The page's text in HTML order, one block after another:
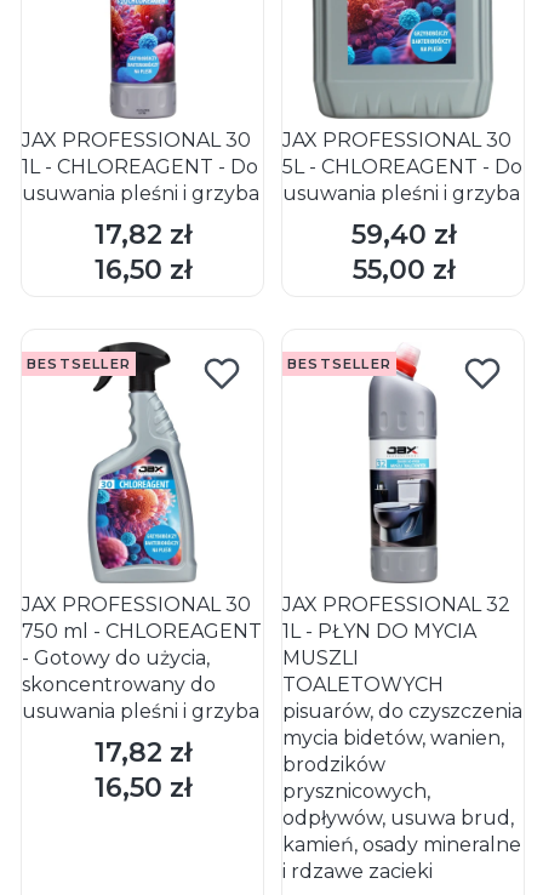
JAX PROFESSIONAL 30
1L - CHLOREAGENT - Do
usuwania pleśni i grzyba
Cena
17,82 zł
Cena
16,50 zł
DO KOSZYKA
JAX PROFESSIONAL 30
5L - CHLOREAGENT - Do
usuwania pleśni i grzyba
Cena
59,40 zł
Cena
55,00 zł
DO KOSZYKA
BESTSELLER
JAX PROFESSIONAL 30
750 ml - CHLOREAGENT
- Gotowy do użycia,
skoncentrowany do
usuwania pleśni i grzyba
Cena
17,82 zł
Cena
16,50 zł
BESTSELLER
JAX PROFESSIONAL 32
1L - PŁYN DO MYCIA
MUSZLI
TOALETOWYCH
pisuarów, do czyszczenia
mycia bidetów, wanien,
brodzików
prysznicowych,
odpływów, usuwa brud,
kamień, osady mineralne
i rdzawe zacieki